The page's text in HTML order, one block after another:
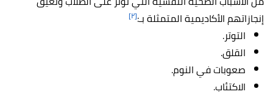
إنجازاتهم الأكاديمية المتمثلة بـ:[٢]
التوتر.
القلق.
صعوبات في النوم.
الاكتئاب.